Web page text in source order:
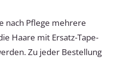
nach Pflege mehrere
Haare mit Ersatz-Tape-
Zu jeder Bestellung